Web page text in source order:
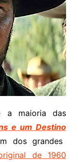
a maioria das
e um Destino
dos grandes
de 1960